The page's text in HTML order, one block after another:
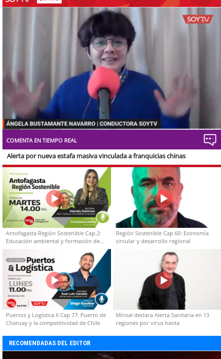
UnmuteStream
COMENTA EN TIEMPO REAL
Alerta por nueva estafa masiva vinculada a franquicias chinas
Antofagasta Región Sostenible Cap.2:
Educación ambiental y formación de
capacidades técnicas
Región Sostenible Cap 60: Economía
circular y desarrollo regional
Puertos y Logística II Cap 77: Puerto de
Chancay y la competitividad de Chile
Minsal declara Alerta Sanitaria en 13
regiones por virus hanta
RECOMENDADAS DEL EDITOR